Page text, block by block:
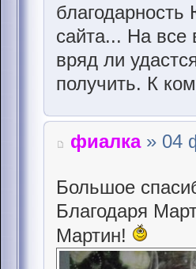
сайта... На все
вряд ли
получить. К
фиалка» 04
Большое
Благодаря
Мартин!